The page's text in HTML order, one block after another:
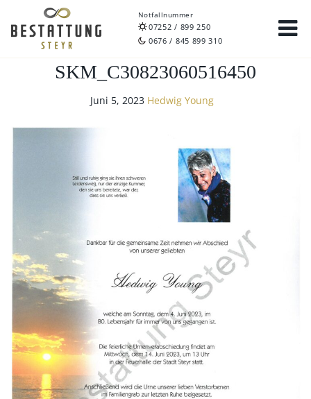
Notfallnummer
07252 / 899 250
0676 / 845 899 310
SKM_C30823060516450
Juni 5, 2023 Hedwig Young